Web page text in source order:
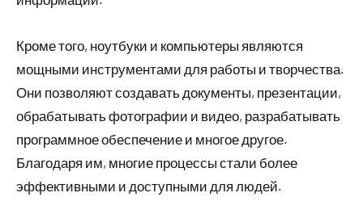
Кроме того, ноутбуки и компьютеры являются
мощными инструментами для работы и творчества.
Они позволяют создавать документы, презентации,
обрабатывать фотографии и видео, разрабатывать
программное обеспечение и многое другое.
Благодаря им, многие процессы стали более
эффективными и доступными для людей.